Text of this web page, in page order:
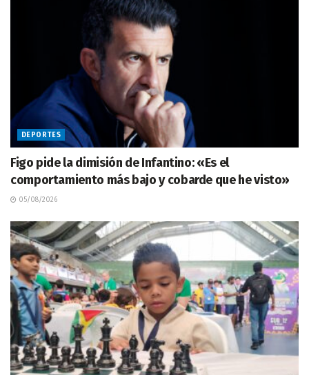
DEPORTES
Figo pide la dimisión de Infantino: «Es el
comportamiento más bajo y cobarde que he visto»
05/08/2026